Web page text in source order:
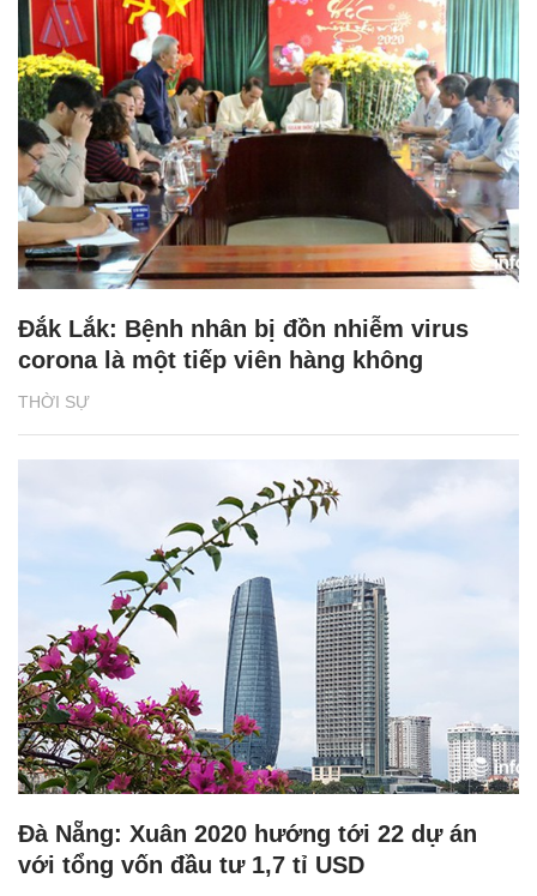
THỜI SỰ
Đắk Lắk: Bệnh nhân bị đồn nhiễm virus
corona là một tiếp viên hàng không
Đà Nẵng: Xuân 2020 hướng tới 22 dự án
với tổng vốn đầu tư 1,7 tỉ USD